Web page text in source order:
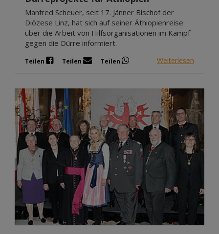
Manfred Scheuer, seit 17. Jänner Bischof der
Diözese Linz, hat sich auf seiner Äthiopienreise
über die Arbeit von Hilfsorganisationen im Kampf
gegen die Dürre informiert.
Teilen Teilen Teilen Weiterlesen